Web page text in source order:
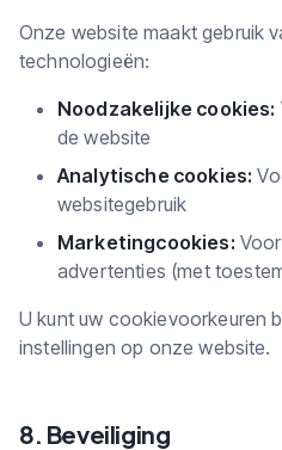
Onze website maakt gebruik
technologieën:
Noodzakelijke cookies:
de website
Analytische cookies:
websitegebruik
Marketingcookies:
advertenties (met
U kunt uw cookievoorkeuren
instellingen op onze website.
8. Beveiliging